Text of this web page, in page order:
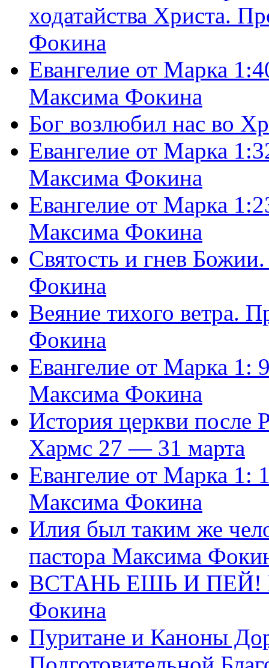
ходатайства Христа.
Фокина
Евангелие от Марка
Максима Фокина
Бог возлюбил нас во
Евангелие от Марка
Максима Фокина
Евангелие от Марка
Максима Фокина
Святость и гнев
Фокина
Веяние тихого ветра.
Фокина
Евангелие от Марка 1:
Максима Фокина
История церкви
Хармс 27 — 31 марта
Евангелие от Марка 1:
Максима Фокина
Илия был таким же
пастора Максима
ВСТАНЬ ЕШЬ И ПЕЙ!
Фокина
Пуритане и Каноны